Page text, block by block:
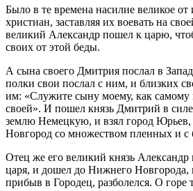
Было в те времена насилие великое
христиан, заставляя их воевать на
великий Александр пошел к царю,
своих от этой беды.
А сына своего Дмитрия послал в
полки свои послал с ним, и близких
им: «Служите сыну моему, как
своей». И пошел князь Дмитрий в силе
землю Немецкую, и взял город Юрьев,
Новгород со множеством пленных и
Отец же его великий князь Александр
царя, и дошел до Нижнего Новгорода,
прибыв в Городец, разболелся. О горе